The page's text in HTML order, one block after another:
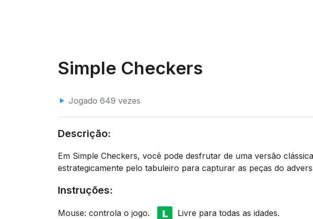
Simple Checkers
Jogado 649 vezes
Descrição:
Em Simple Checkers, você pode desfrutar de uma versão
estrategicamente pelo tabuleiro para capturar as peças do
Instruções:
Mouse: controla o jogo. Livre para todas as idades.